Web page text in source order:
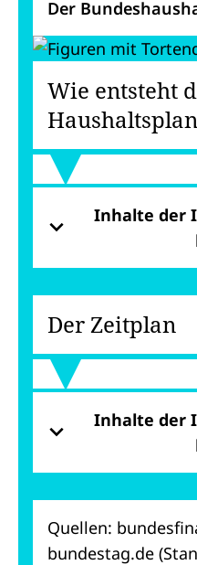
Der
Wie entsteht
Inhalte der
Der Zeitplan
Inhalte der
Quellen:
bundestag.de